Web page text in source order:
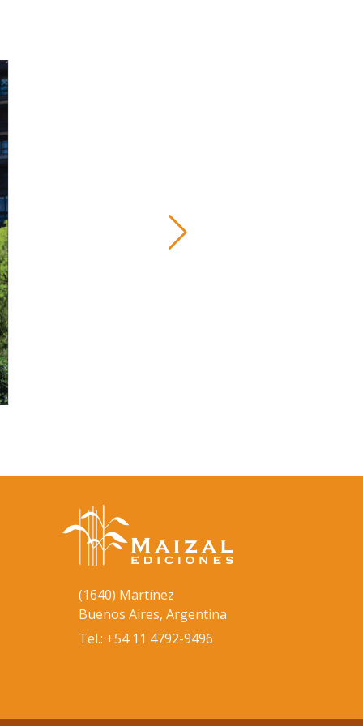
(1640) Martínez
Buenos Aires, Argentina
Tel.: +54 11 4792-9496